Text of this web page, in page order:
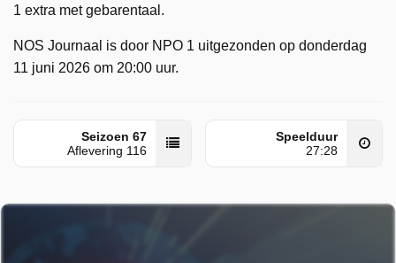
1 extra met gebarentaal.
NOS Journaal is door NPO 1 uitgezonden op donderdag
11 juni 2026 om 20:00 uur.
Seizoen 67
Aflevering 116
Speelduur
27:28